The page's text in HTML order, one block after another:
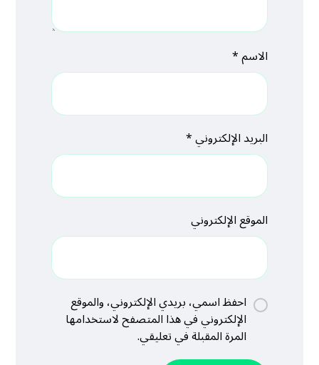
الاسم*
البريد الإلكتروني*
الموقع الإلكتروني
احفظ اسمي، بريدي الإلكتروني، والموقع
الإلكتروني في هذا المتصفح لاستخدامها
المرة المقبلة في تعليقي.